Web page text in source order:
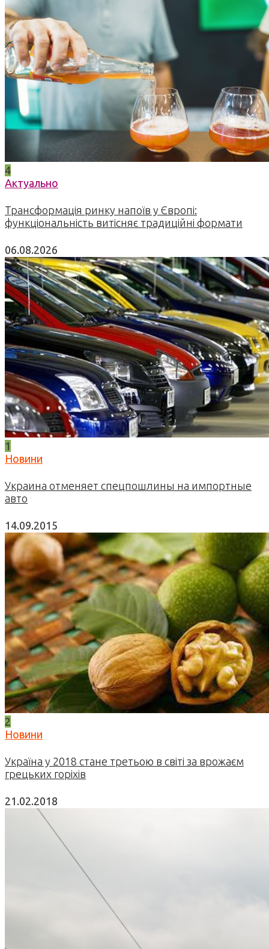
4
Актуально
Трансформація ринку напоїв у Європі:
функціональність витісняє традиційні формати
06.08.2026
1
Новини
Украина отменяет спецпошлины на импортные
авто
14.09.2015
2
Новини
Україна у 2018 стане третьою в світі за врожаєм
грецьких горіхів
21.02.2018